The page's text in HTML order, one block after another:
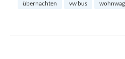
übernachten
vw bus